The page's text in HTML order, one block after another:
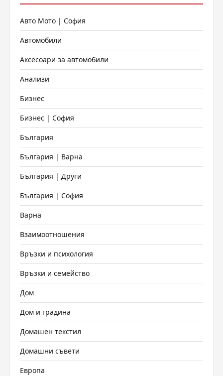
Авто Мото | София
Автомобили
Аксесоари за автомобили
Анализи
Бизнес
Бизнес | София
България
България | Варна
България | Други
България | София
Варна
Взаимоотношения
Връзки и психология
Връзки и семейство
Дом
Дом и градина
Домашен текстил
Домашни съвети
Европа